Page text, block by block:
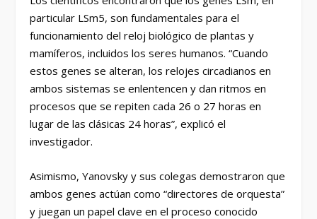
particular LSm5, son fundamentales para el
funcionamiento del reloj biológico de plantas y
mamíferos, incluidos los seres humanos. “Cuando
estos genes se alteran, los relojes circadianos en
ambos sistemas se enlentencen y dan ritmos en
procesos que se repiten cada 26 o 27 horas en
lugar de las clásicas 24 horas”, explicó el
investigador.
Asimismo, Yanovsky y sus colegas demostraron que
ambos genes actúan como “directores de orquesta”
y juegan un papel clave en el proceso conocido